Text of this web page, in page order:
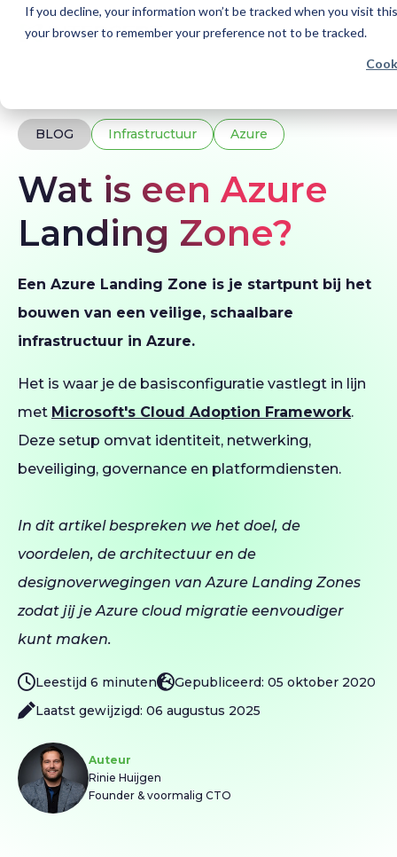
If you decline, your information won’t be tracked when you visit
your browser to remember your preference not to be tracked.
BLOG Infrastructuur Azure
Wat is een Azure
Landing Zone?
Een Azure Landing Zone is je startpunt bij het
bouwen van een veilige, schaalbare
infrastructuur in Azure.
Het is waar je de basisconfiguratie vastlegt in lijn
met Microsoft's Cloud Adoption Framework.
Deze setup omvat identiteit, netwerking,
beveiliging, governance en platformdiensten.
In dit artikel bespreken we het doel, de
voordelen, de architectuur en de
designoverwegingen van Azure Landing Zones
zodat jij je Azure cloud migratie eenvoudiger
kunt maken.
Auteur
Rinie Huijgen
Founder & voormalig CTO
Leestijd 6 minuten
Gepubliceerd: 05 oktober 2020
Laatst gewijzigd: 06 augustus 2025